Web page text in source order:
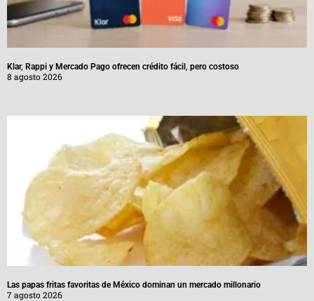
Klar, Rappi y Mercado Pago ofrecen crédito fácil, pero costoso
8 agosto 2026
Las papas fritas favoritas de México dominan un mercado millonario
7 agosto 2026